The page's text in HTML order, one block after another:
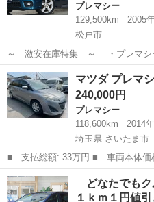
プレマシー
129,500km
2005
松戸市
～ 激安在庫特集 ～ ・プレマシー ２３S ・平成１７年３月
・１２９５００ｋｍ ・青 ・修復歴なし お陰様で、くるまのミ
ツクニ足立店は設立２周年を迎える
千葉 松戸市 プレマシー
マツダ プレマ
240,000円
プレマシー
118,600km
2014年
埼玉県 さいたま市
■ 支払総額: 33万円 ■ 車両本体価格： 240,000 円 ■ メーカー
名： マツダ ■ 車種名： プレマ
■ 排気量： 2000cc ■ ドア枚数
埼玉 さいたま市 プレマシー
どなたでもク
１ｋｍ１円値